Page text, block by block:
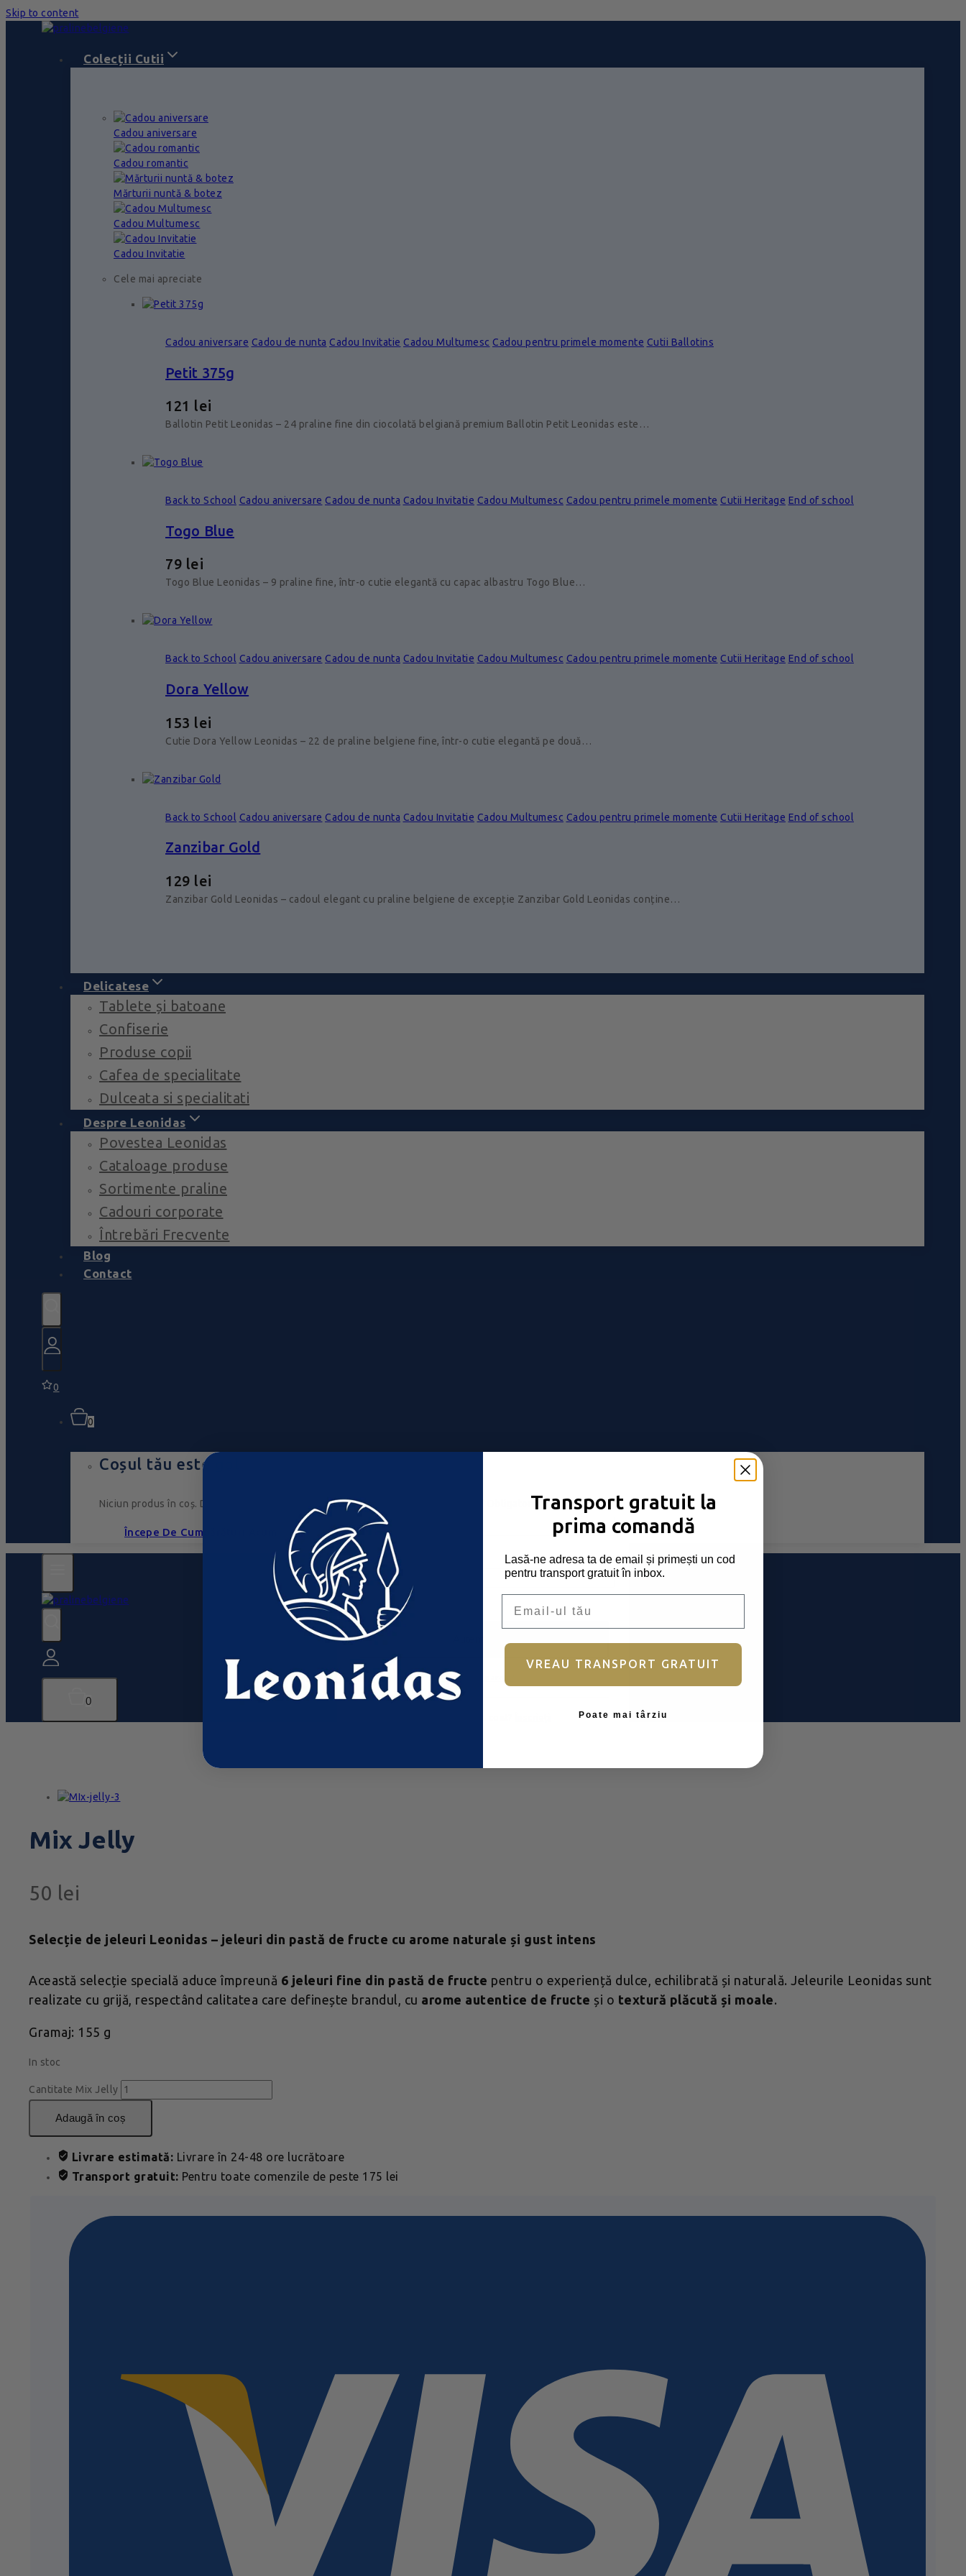
Skip to content
Colecții Cutii
Cadou aniversare
Cadou romantic
Mărturii nuntă & botez
Cadou Multumesc
Cadou Invitatie
Cele mai apreciate
Cadou aniversare Cadou de nunta Cadou Invitatie Cadou Multumesc Cadou pentru primele momente Cutii Ballotins
Petit 375g
121 lei
Ballotin Petit Leonidas – 24 praline fine din ciocolată belgiană premium Ballotin Petit Leonidas este…
Back to School Cadou aniversare Cadou de nunta Cadou Invitatie Cadou Multumesc Cadou pentru primele momente Cutii Heritage End of school
Togo Blue
79 lei
Togo Blue Leonidas – 9 praline fine, într-o cutie elegantă cu capac albastru Togo Blue…
Back to School Cadou aniversare Cadou de nunta Cadou Invitatie Cadou Multumesc Cadou pentru primele momente Cutii Heritage End of school
Dora Yellow
153 lei
Cutie Dora Yellow Leonidas – 22 de praline belgiene fine, într-o cutie elegantă pe două…
Back to School Cadou aniversare Cadou de nunta Cadou Invitatie Cadou Multumesc Cadou pentru primele momente Cutii Heritage End of school
Zanzibar Gold
129 lei
Zanzibar Gold Leonidas – cadoul elegant cu praline belgiene de excepție Zanzibar Gold Leonidas conține…
Delicatese
Tablete și batoane
Confiserie
Produse copii
Cafea de specialitate
Dulceata si specialitati
Despre Leonidas
Povestea Leonidas
Cataloage produse
Sortimente praline
Cadouri corporate
Întrebări Frecvente
Blog
Contact
0
0
Coșul tău este gol
Niciun produs în coș. Du-te, umple-l cu ceva ce-ți place!
Începe De Cumpărături Acum
0
Mix Jelly
50 lei
Selecție de jeleuri Leonidas – jeleuri din pastă de fructe cu arome naturale și gust intens
Această selecție specială aduce împreună 6 jeleuri fine din pastă de fructe pentru o experiență dulce, echilibrată și naturală. Jeleurile Leonidas sunt
realizate cu grijă, respectând calitatea care definește brandul, cu arome autentice de fructe și o textură plăcută și moale.
Gramaj: 155 g
In stoc
Cantitate Mix Jelly
adaugă în coș
Livrare estimată: Livrare în 24-48 ore lucrătoare
Transport gratuit: Pentru toate comenzile de peste 175 lei
Nume utilizator sau email
Parolă *Obligatoriu
Ține-mă minte
Ai uitat parola?
Transport gratuit la
prima comandă
Lasă-ne adresa ta de email și primești un cod
pentru transport gratuit în inbox.
VREAU TRANSPORT GRATUIT
Poate mai târziu